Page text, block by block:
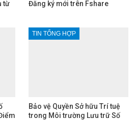
từ
Đăng ký mới trên Fshare
TIN TỔNG HỢP
Bảo vệ Quyền Sở hữu Trí tuệ
trong Môi trường Lưu trữ Số